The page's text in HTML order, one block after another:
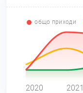
общо приходи
2020 2021